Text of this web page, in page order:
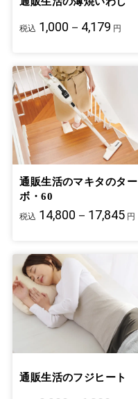
税込 1,000－4,179 円
通販生活のマキタのター
ボ・60
税込 14,800－17,845 円
通販生活のフジヒート